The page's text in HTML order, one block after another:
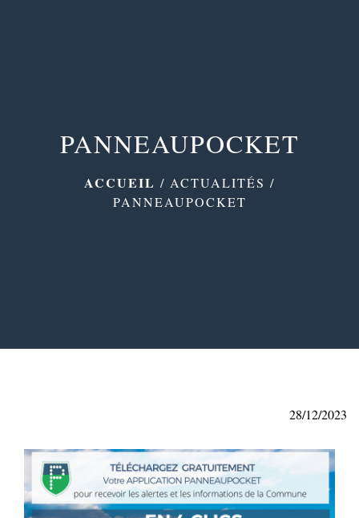
PANNEAUPOCKET
ACCUEIL / ACTUALITÉS /
PANNEAUPOCKET
28/12/2023